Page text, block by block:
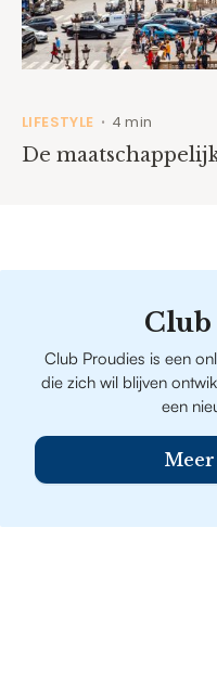
LIFESTYLE • 4 min
De
Club
Club Proudies is een
die zich wil blijven
een